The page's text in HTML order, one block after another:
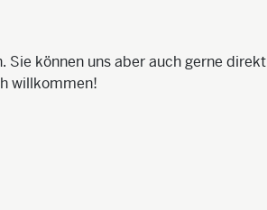
können uns aber auch gerne direkt
willkommen!